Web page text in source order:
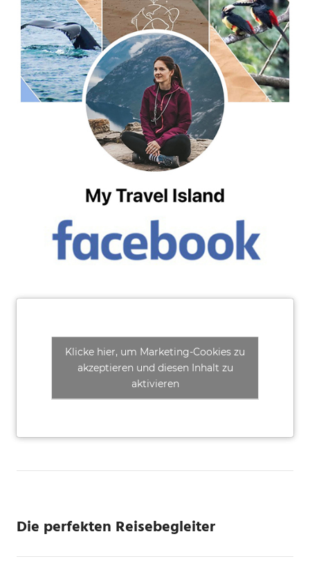
Klicke hier, um Marketing-Cookies zu
akzeptieren und diesen Inhalt zu
aktivieren
Die perfekten Reisebegleiter